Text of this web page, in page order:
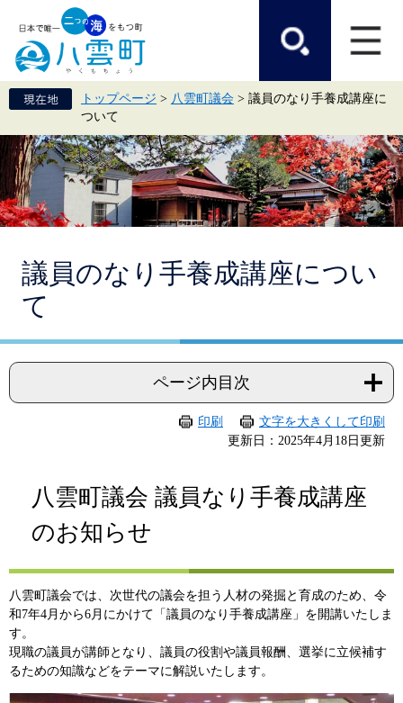
頭
で
飛
ば
て
本
文
へ
トップページ > 八雲町議会 > 議員のなり手養成講座に
ついて
議員のなり手養成講座につい
て
ページ内目次
印刷
文字を大きくして印刷
更新日：2025年4月18日更新
八雲町議会 議員なり手養成講座
のお知らせ​
八雲町議会では、次世代の議会を担う人材の発掘と育成のため、令
和7年4月から6月にかけて「議員のなり手養成講座」を開講いたしま
す。
現職の議員が講師となり、議員の役割や議員報酬、選挙に立候補す
るための知識などをテーマに解説いたします。